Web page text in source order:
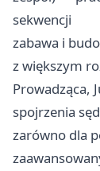
sekwencji
zabawa i
z większym
Prowadząca,
spojrzenia
zarówno dla